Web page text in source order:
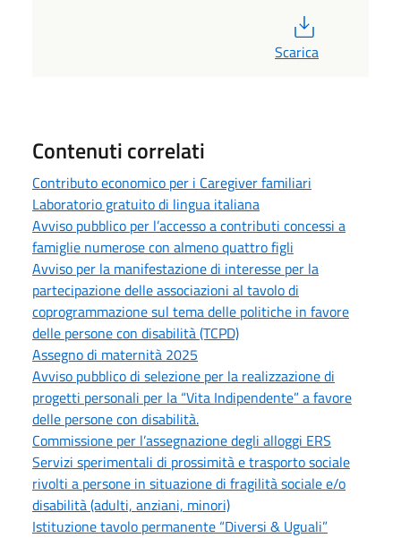
Scarica
Contenuti correlati
Contributo economico per i Caregiver familiari
Laboratorio gratuito di lingua italiana
Avviso pubblico per l’accesso a contributi concessi a
famiglie numerose con almeno quattro figli
Avviso per la manifestazione di interesse per la
partecipazione delle associazioni al tavolo di
coprogrammazione sul tema delle politiche in favore
delle persone con disabilità (TCPD)
Assegno di maternità 2025
Avviso pubblico di selezione per la realizzazione di
progetti personali per la “Vita Indipendente” a favore
delle persone con disabilità.
Commissione per l’assegnazione degli alloggi ERS
Servizi sperimentali di prossimità e trasporto sociale
rivolti a persone in situazione di fragilità sociale e/o
disabilità (adulti, anziani, minori)
Istituzione tavolo permanente “Diversi & Uguali”